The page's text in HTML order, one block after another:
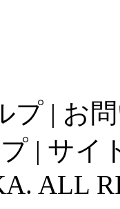
プ | お
| サイ
ALL